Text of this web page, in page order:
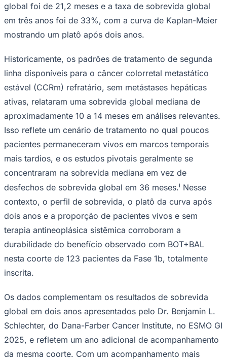
Panorama Econômico
Verificar Empresa
Novo
Anunciar Vagas Novo
Publicidade Legal
NBA
NFL
Fórmula 1
UFC
Tênis (ATP)
MLB
NHL
Atletismo
Vôlei
NBB
Competições de Futebol
Brasileirão Série A
Brasileirão Série B
Paulistão
Copa do Brasil
Libertadores
Copa América
Champions League
Bundesliga
Mundial 2026
Times - Ir direto
global foi de 21,2 meses e a taxa de sobrevida global
em três anos foi de 33%, com a curva de Kaplan-Meier
mostrando um platô após dois anos.
Historicamente, os padrões de tratamento de segunda
linha disponíveis para o câncer colorretal metastático
estável (CCRm) refratário, sem metástases hepáticas
ativas, relataram uma sobrevida global mediana de
aproximadamente 10 a 14 meses em análises relevantes.
Isso reflete um cenário de tratamento no qual poucos
pacientes permaneceram vivos em marcos temporais
mais tardios, e os estudos pivotais geralmente se
concentraram na sobrevida mediana em vez de
desfechos de sobrevida global em 36 meses.i Nesse
contexto, o perfil de sobrevida, o platô da curva após
dois anos e a proporção de pacientes vivos e sem
terapia antineoplásica sistêmica corroboram a
durabilidade do benefício observado com BOT+BAL
nesta coorte de 123 pacientes da Fase 1b, totalmente
inscrita.
Os dados complementam os resultados de sobrevida
global em dois anos apresentados pelo Dr. Benjamin L.
Schlechter, do Dana-Farber Cancer Institute, no ESMO GI
2025, e refletem um ano adicional de acompanhamento
da mesma coorte. Com um acompanhamento mais